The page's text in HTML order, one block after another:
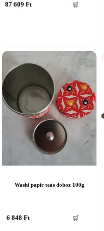
87 609 Ft 🛒
Washi papír teás doboz 100g
6 848Ft 🛒